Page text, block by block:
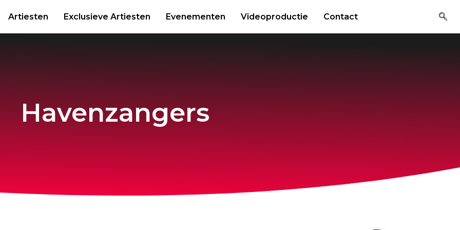
Artiesten Exclusieve Artiesten Evenementen Videoproductie Contact
Havenzangers